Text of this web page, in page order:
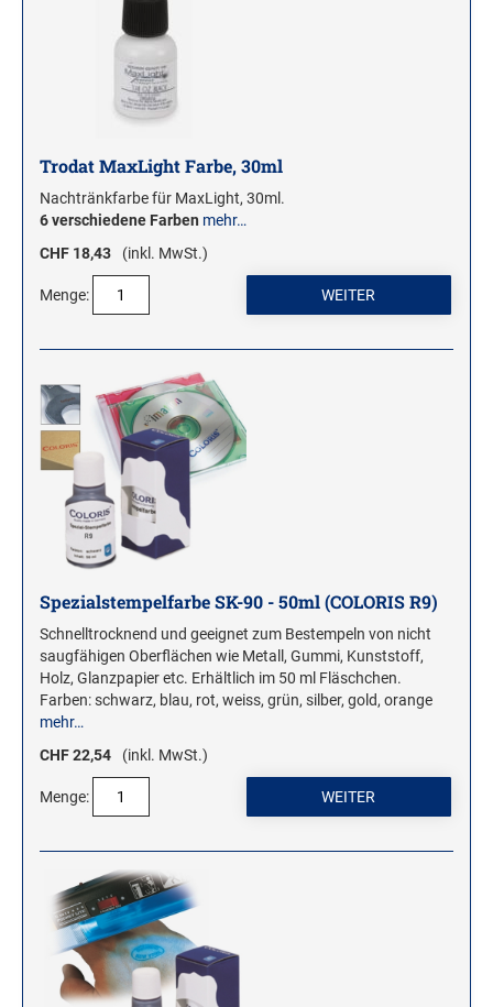
TRODAT VINTAGE STEMPEL
Weihnachtsstempel
Emoticons Motivstempel
Enten Motivstempel
Geburt Motivstempel
Geburtstag Motivstempel
LL-Set Motivstempel
Mini Motivstempel
Penny Black Motivstempel
Schnecken Motivstempel
Stampendous Motivstempel
Textstempel Motivstempel
Tiere Motivstempel
Trauer Motivstempel
KREATIVBEREICH
Clearsnap
STEMPLINO STEMPEL
Ministempel Komplettset
VINTAGE STEMPEL FAMILIE
VINTAGE STEMPEL
Trodat MaxLight Farbe, 30ml
Nachtränkfarbe für MaxLight, 30ml.
6 verschiedene Farben mehr…
CHF 18,43
(inkl. MwSt.)
Menge:
Spezialstempelfarbe SK-90 - 50ml (COLORIS R9)
Schnelltrocknend und geeignet zum Bestempeln von nicht
saugfähigen Oberflächen wie Metall, Gummi, Kunststoff,
Holz, Glanzpapier etc. Erhältlich im 50 ml Fläschchen.
Farben: schwarz, blau, rot, weiss, grün, silber, gold, orange
mehr…
CHF 22,54
(inkl. MwSt.)
Menge: